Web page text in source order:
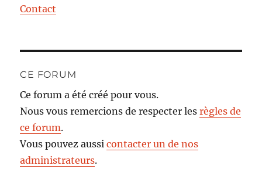
Contact
CE FORUM
Ce forum a été créé pour vous.
Nous vous remercions de respecter lesrègles de
ce forum.
Vous pouvez aussicontacter un de nos
administrateurs.